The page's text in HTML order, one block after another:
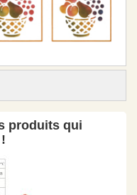
produits qui